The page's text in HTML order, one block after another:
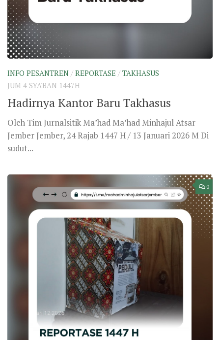
INFO PESANTREN / REPORTASE / TAKHASUS
JUM 4 SYA'BAN 1447H
Hadirnya Kantor Baru Takhasus
Oleh Tim Jurnalsitik Ma’had Ma’had Minhajul Atsar
Jember Jember, 24 Rajab 1447 H / 13 Januari 2026 M Di
sudut...
0